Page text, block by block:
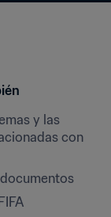
y las
con